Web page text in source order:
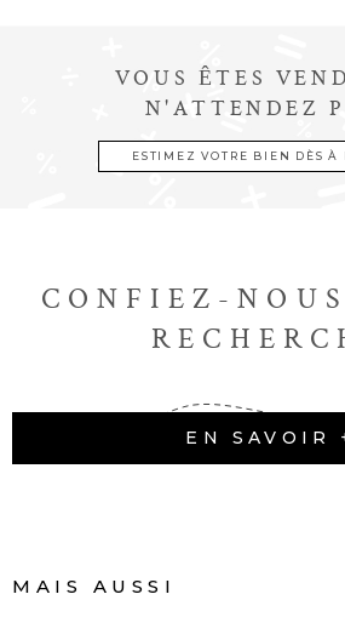
VOUS ÊTES
N'ATTENDEZ
ESTIMEZ VOTRE BIEN DÈS À
CONFIEZ-
EN SAVOIR
MAIS AUSSI